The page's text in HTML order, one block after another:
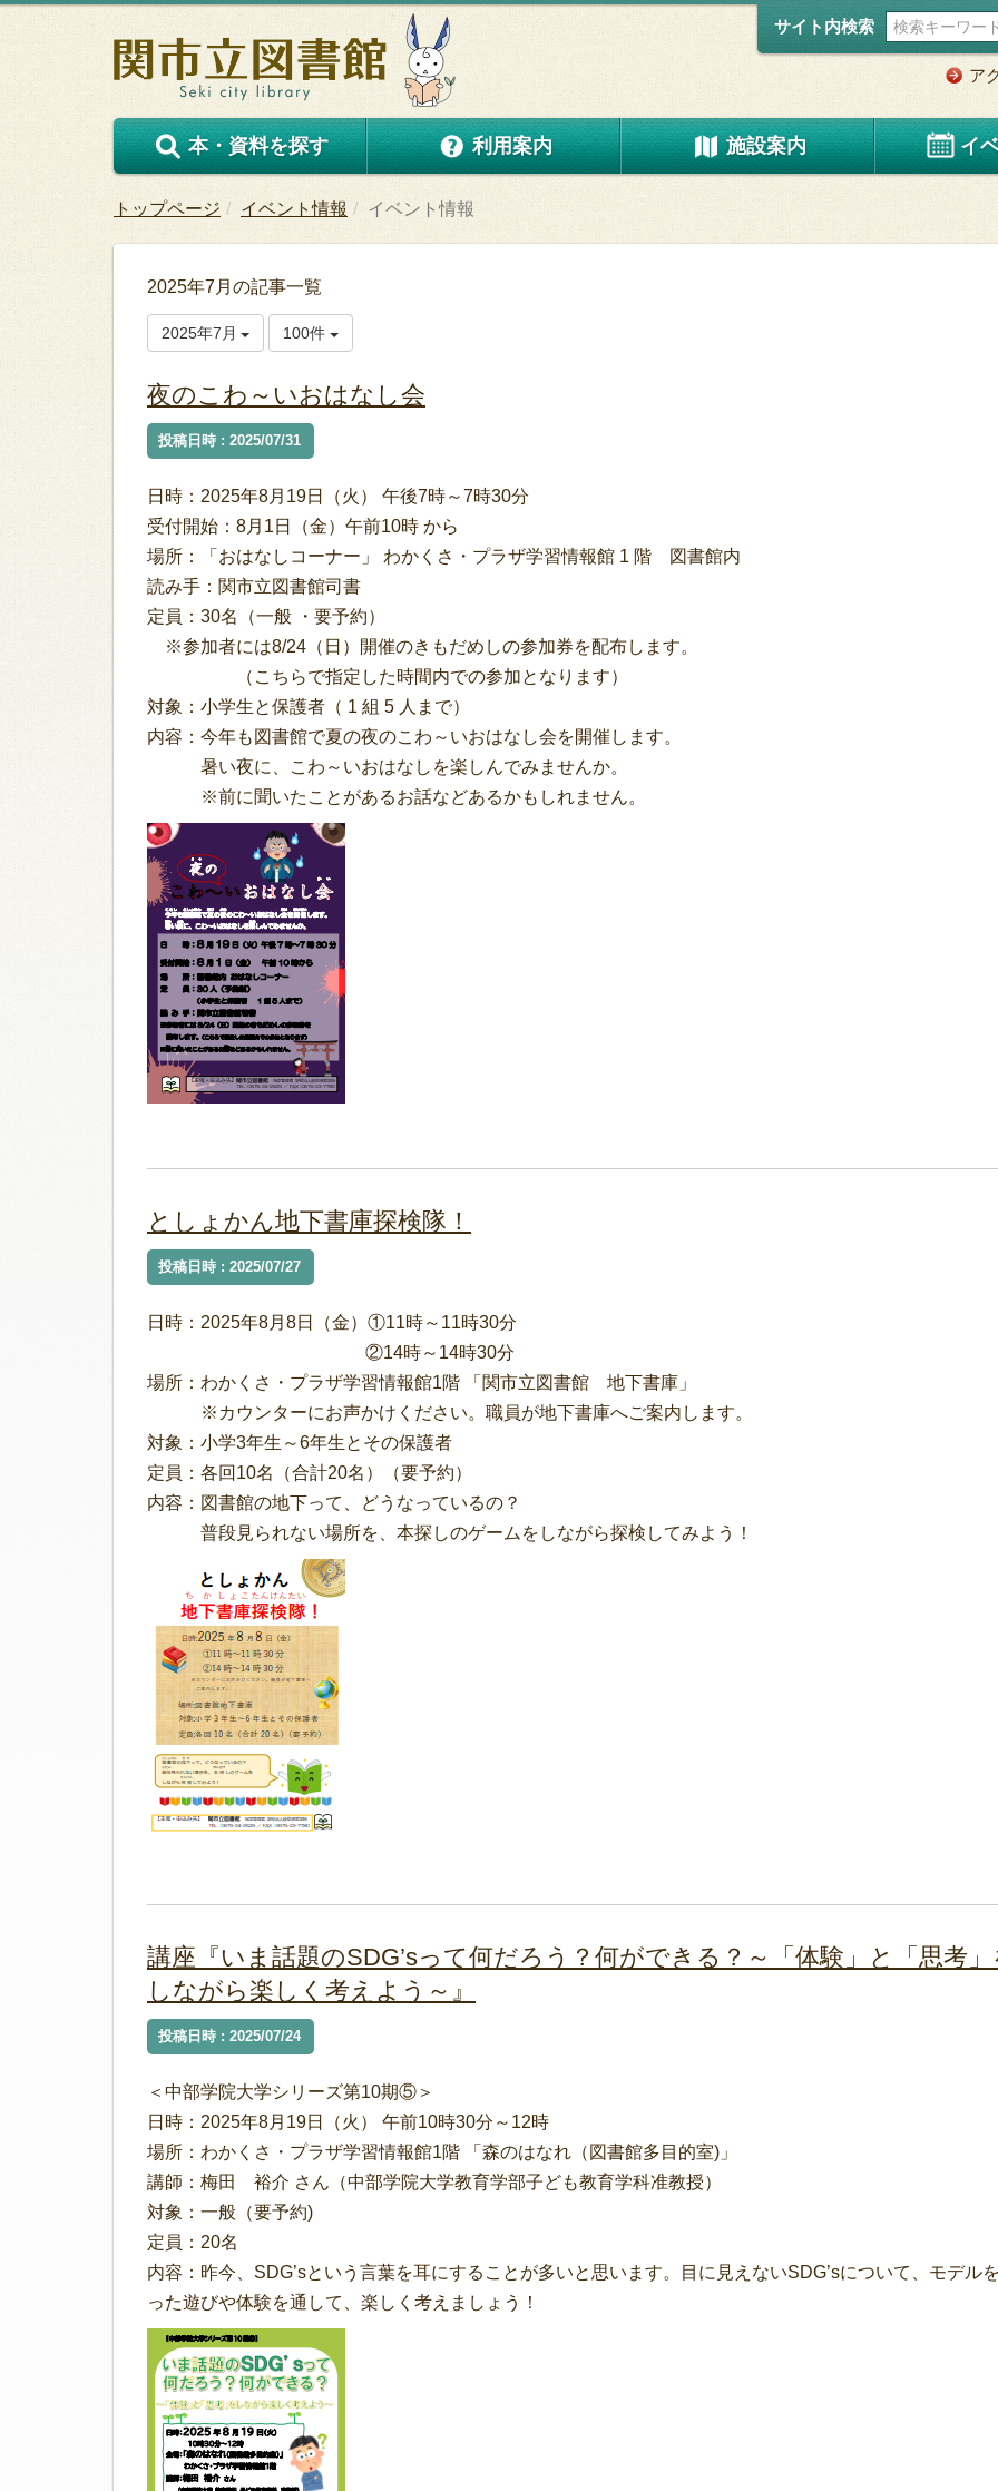
サイト内検索
ア
本・資料を探す 利用案内 施設案内 イ
トップページ イベント情報 イベント情報
2025年7月の記事一覧
2025年7月 100件
夜のこわ～いおはなし会
投稿日時 : 2025/07/31
日時：2025年8月19日（火） 午後7時～7時30分
受付開始：8月1日（金）午前10時 から
場所：「おはなしコーナー」 わかくさ・プラザ学習情報館 1 階 図書館内
読み手：関市立図書館司書
定員：30名（一般 ・要予約）
※参加者には8/24（日）開催のきもだめしの参加券を配布します。
（こちらで指定した時間内での参加となります）
対象：小学生と保護者（ 1 組 5 人まで）
内容：今年も図書館で夏の夜のこわ～いおはなし会を開催します。
暑い夜に、こわ～いおはなしを楽しんでみませんか。
※前に聞いたことがあるお話などあるかもしれません。
としょかん地下書庫探検隊！
投稿日時 : 2025/07/27
日時：2025年8月8日（金）①11時～11時30分
②14時～14時30分
場所：わかくさ・プラザ学習情報館1階 「関市立図書館 地下書庫」
※カウンターにお声かけください。職員が地下書庫へご案内します。
対象：小学3年生～6年生とその保護者
定員：各回10名（合計20名）（要予約）
内容：図書館の地下って、どうなっているの？
普段見られない場所を、本探しのゲームをしながら探検してみよう！
講座『いま話題のSDG’sって何だろう？何ができる？～「体験」と「思考
しながら楽しく考えよう～』
投稿日時 : 2025/07/24
＜中部学院大学シリーズ第10期⑤＞
日時：2025年8月19日（火） 午前10時30分～12時
場所：わかくさ・プラザ学習情報館1階 「森のはなれ（図書館多目的室)」
講師：梅田 裕介 さん（中部学院大学教育学部子ども教育学科准教授）
対象：一般（要予約)
定員：20名
内容：昨今、SDG’sという言葉を耳にすることが多いと思います。目に見えないSDG’sについて、モデル
った遊びや体験を通して、楽しく考えましょう！